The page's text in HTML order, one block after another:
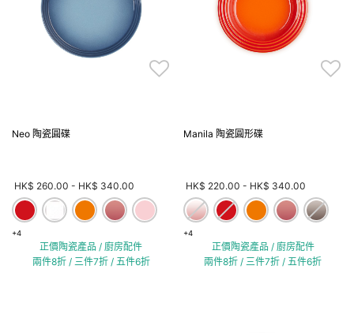
Neo 陶瓷圓碟
HK$ 260.00 - HK$ 340.00
+4
正價陶瓷產品 / 廚房配件
兩件8折 / 三件7折 / 五件6折
Manila 陶瓷圓形碟
HK$ 220.00- HK$ 340.00
+4
正價陶瓷產品 / 廚房配件
兩件8折 / 三件7折 / 五件6折